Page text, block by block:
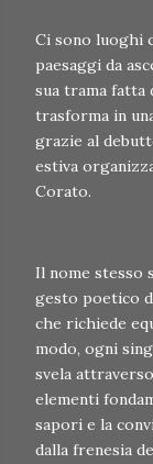
Ci sono luoghi
paesaggi da
sua trama
trasforma in
grazie al
estiva
Corato.
Il nome stesso
gesto poetico
che richiede
modo, ogni
svela
elementi
sapori e la
dalla frenesia